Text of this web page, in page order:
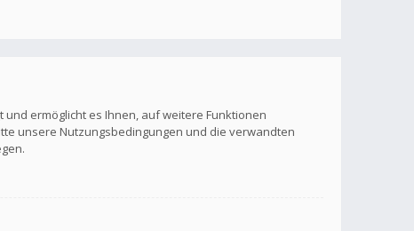
ermöglicht es Ihnen, auf weitere Funktionen
unsere Nutzungsbedingungen und die verwandten